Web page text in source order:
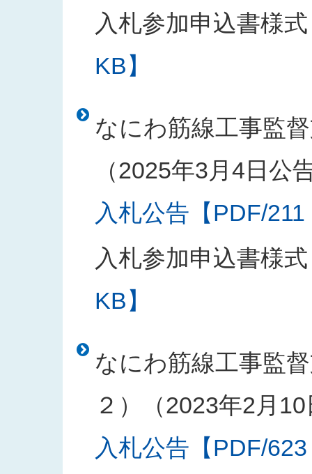
入札参加申込書様式
KB】
なにわ筋線工事監
（2025年3月4日公
入札公告【PDF/
入札参加申込書様式
KB】
なにわ筋線工事監
２）（2023年2月
入札公告【PDF/